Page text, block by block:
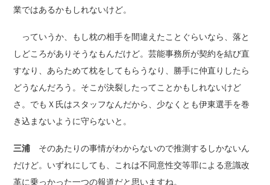
業ではあるかもしれないけど。
っていうか、もし枕の相手を間違えたことぐらいなら、落と
しどころがありそうなもんだけど。芸能事務所が契約を結び直
すなり、あらためて枕をしてもらうなり、勝手に仲直りしたら
どうなんだろう。そこが決裂したってことかもしれないけど
さ。でもＸ氏はスタッフなんだから、少なくとも伊東選手を巻
き込まないように守らないと。
三浦 そのあたりの事情がわからないので推測するしかないん
だけど。いずれにしても、これは不同意性交等罪による意識改
革に乗っかった一つの報道だと思いますね。